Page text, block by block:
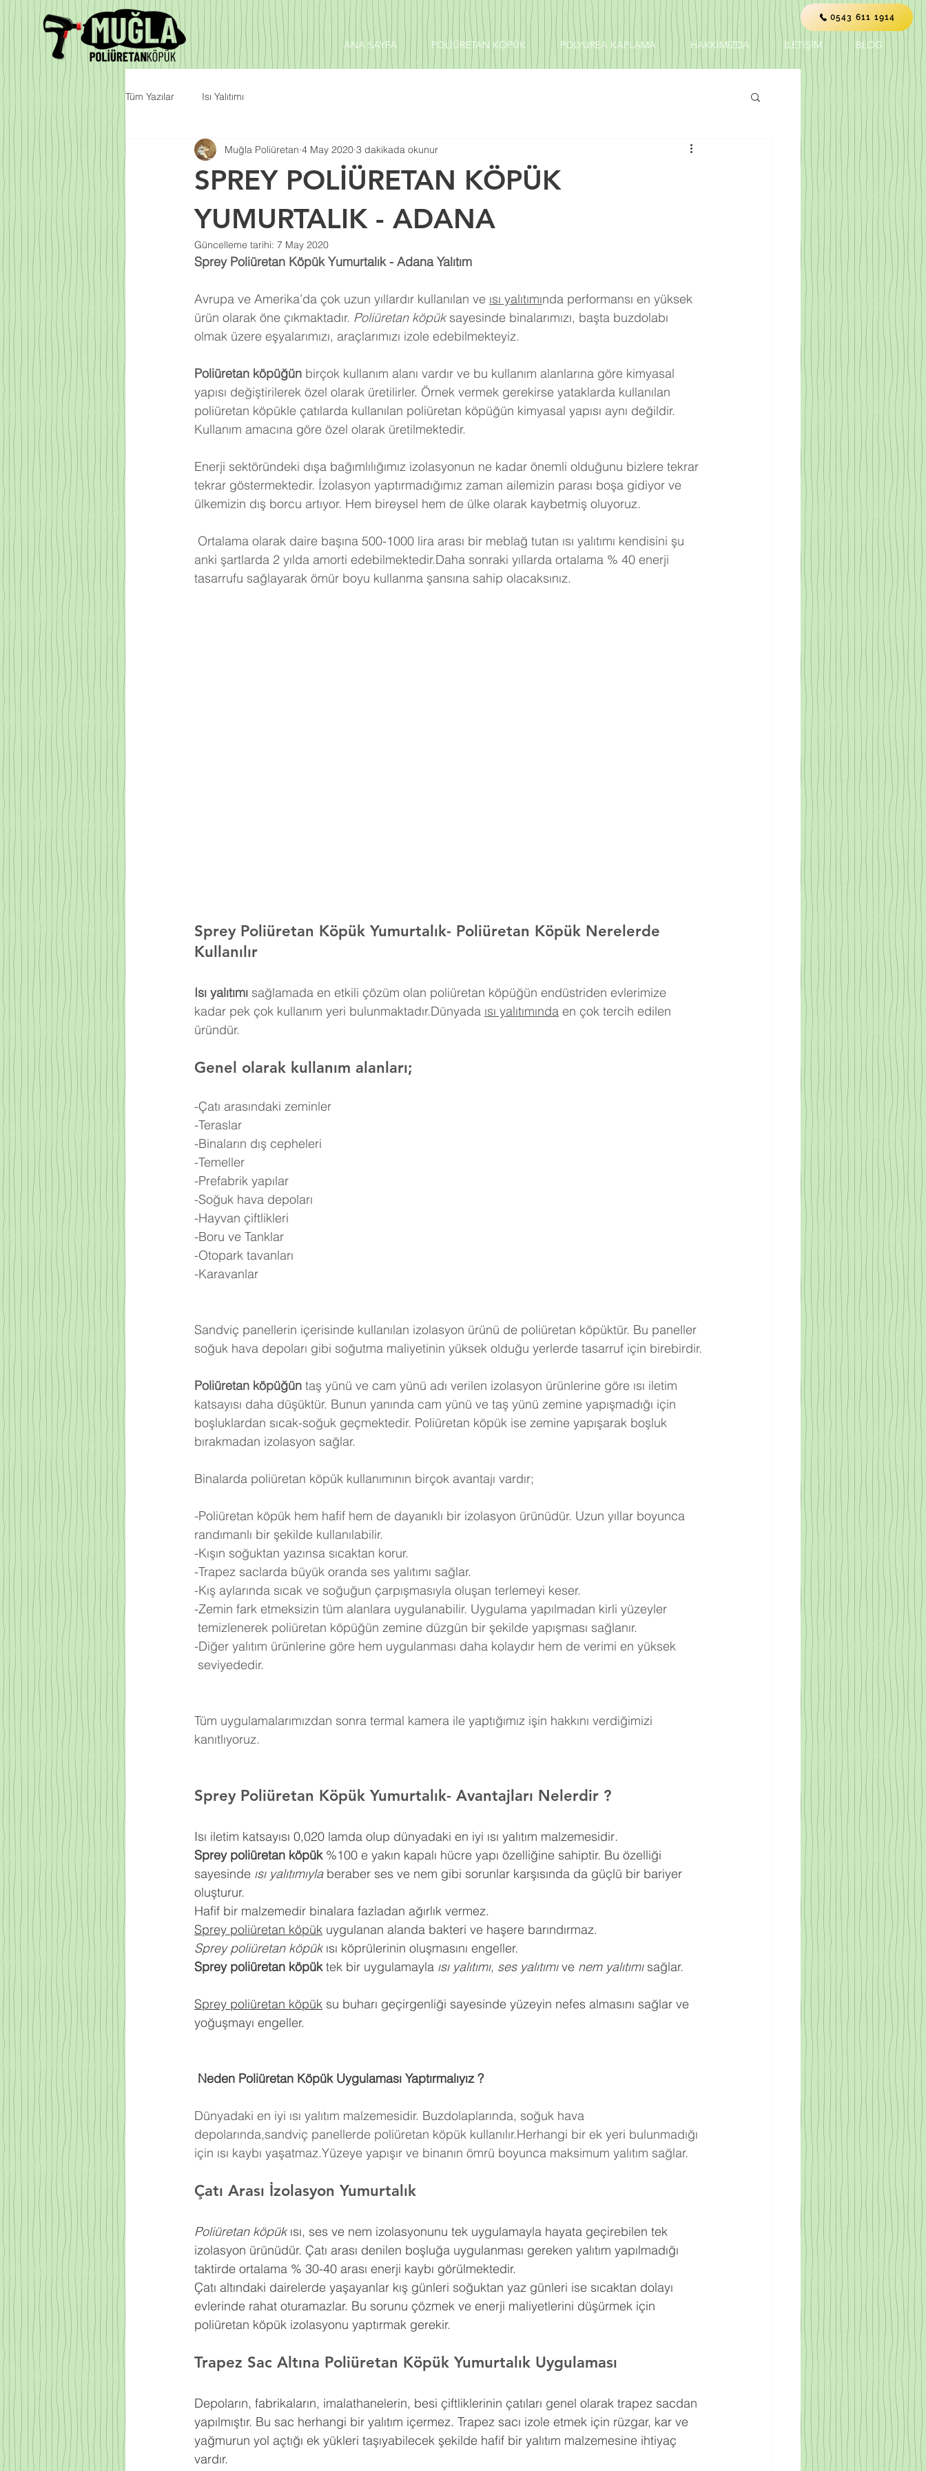
ANA SAYFA POLİÜRETAN KÖPÜK POLYUREA KAPLAMA HAKKIMIZDA İLETİŞİM BLOG
0543 611 1914
Tüm Yazılar Isı Yalıtımı
SPREY POLİÜRETAN KÖPÜK
YUMURTALIK - ADANA
Muğla Poliüretan 4 May 2020 3 dakikada okunur
Güncelleme tarihi: 7 May 2020
Sprey Poliüretan Köpük Yumurtalık - Adana Yalıtım
Avrupa ve Amerika’da çok uzun yıllardır kullanılan ve ısı yalıtımında performansı en yüksek
ürün olarak öne çıkmaktadır. Poliüretan köpük sayesinde binalarımızı, başta buzdolabı
olmak üzere eşyalarımızı, araçlarımızı izole edebilmekteyiz.
Poliüretan köpüğün birçok kullanım alanı vardır ve bu kullanım alanlarına göre kimyasal
yapısı değiştirilerek özel olarak üretilirler. Örnek vermek gerekirse yataklarda kullanılan
poliüretan köpükle çatılarda kullanılan poliüretan köpüğün kimyasal yapısı aynı değildir.
Kullanım amacına göre özel olarak üretilmektedir.
Enerji sektöründeki dışa bağımlılığımız izolasyonun ne kadar önemli olduğunu bizlere tekrar
tekrar göstermektedir. İzolasyon yaptırmadığımız zaman ailemizin parası boşa gidiyor ve
ülkemizin dış borcu artıyor. Hem bireysel hem de ülke olarak kaybetmiş oluyoruz.
Ortalama olarak daire başına 500-1000 lira arası bir meblağ tutan ısı yalıtımı kendisini şu
anki şartlarda 2 yılda amorti edebilmektedir.Daha sonraki yıllarda ortalama % 40 enerji
tasarrufu sağlayarak ömür boyu kullanma şansına sahip olacaksınız.
Sprey Poliüretan Köpük Yumurtalık- Poliüretan Köpük Nerelerde
Kullanılır
Isı yalıtımı sağlamada en etkili çözüm olan poliüretan köpüğün endüstriden evlerimize
kadar pek çok kullanım yeri bulunmaktadır.Dünyada ısı yalıtımında en çok tercih edilen
üründür.
Genel olarak kullanım alanları;
-Çatı arasındaki zeminler
-Teraslar
-Binaların dış cepheleri
-Temeller
-Prefabrik yapılar
-Soğuk hava depoları
-Hayvan çiftlikleri
-Boru ve Tanklar
-Otopark tavanları
-Karavanlar
Sandviç panellerin içerisinde kullanılan izolasyon ürünü de poliüretan köpüktür. Bu paneller
soğuk hava depoları gibi soğutma maliyetinin yüksek olduğu yerlerde tasarruf için birebirdir.
Poliüretan köpüğün taş yünü ve cam yünü adı verilen izolasyon ürünlerine göre ısı iletim
katsayısı daha düşüktür. Bunun yanında cam yünü ve taş yünü zemine yapışmadığı için
boşluklardan sıcak-soğuk geçmektedir. Poliüretan köpük ise zemine yapışarak boşluk
bırakmadan izolasyon sağlar.
Binalarda poliüretan köpük kullanımının birçok avantajı vardır;
-Poliüretan köpük hem hafif hem de dayanıklı bir izolasyon ürünüdür. Uzun yıllar boyunca
randımanlı bir şekilde kullanılabilir.
-Kışın soğuktan yazınsa sıcaktan korur.
-Trapez saclarda büyük oranda ses yalıtımı sağlar.
-Kış aylarında sıcak ve soğuğun çarpışmasıyla oluşan terlemeyi keser.
-Zemin fark etmeksizin tüm alanlara uygulanabilir. Uygulama yapılmadan kirli yüzeyler
temizlenerek poliüretan köpüğün zemine düzgün bir şekilde yapışması sağlanır.
-Diğer yalıtım ürünlerine göre hem uygulanması daha kolaydır hem de verimi en yüksek
seviyededir.
Tüm uygulamalarımızdan sonra termal kamera ile yaptığımız işin hakkını verdiğimizi
kanıtlıyoruz.
Sprey Poliüretan Köpük Yumurtalık- Avantajları Nelerdir ?
Isı iletim katsayısı 0,020 lamda olup dünyadaki en iyi ısı yalıtım malzemesidir.
Sprey poliüretan köpük %100 e yakın kapalı hücre yapı özelliğine sahiptir. Bu özelliği
sayesinde ısı yalıtımıyla beraber ses ve nem gibi sorunlar karşısında da güçlü bir bariyer
oluşturur.
Hafif bir malzemedir binalara fazladan ağırlık vermez.
Sprey poliüretan köpük uygulanan alanda bakteri ve haşere barındırmaz.
Sprey poliüretan köpük ısı köprülerinin oluşmasını engeller.
Sprey poliüretan köpük tek bir uygulamayla ısı yalıtımı, ses yalıtımı ve nem yalıtımı sağlar.
Sprey poliüretan köpük su buharı geçirgenliği sayesinde yüzeyin nefes almasını sağlar ve
yoğuşmayı engeller.
Neden Poliüretan Köpük Uygulaması Yaptırmalıyız ?
Dünyadaki en iyi ısı yalıtım malzemesidir. Buzdolaplarında, soğuk hava
depolarında,sandviç panellerde poliüretan köpük kullanılır.Herhangi bir ek yeri bulunmadığı
için ısı kaybı yaşatmaz.Yüzeye yapışır ve binanın ömrü boyunca maksimum yalıtım sağlar.
Çatı Arası İzolasyon Yumurtalık
Poliüretan köpük ısı, ses ve nem izolasyonunu tek uygulamayla hayata geçirebilen tek
izolasyon ürünüdür. Çatı arası denilen boşluğa uygulanması gereken yalıtım yapılmadığı
taktirde ortalama % 30-40 arası enerji kaybı görülmektedir.
Çatı altındaki dairelerde yaşayanlar kış günleri soğuktan yaz günleri ise sıcaktan dolayı
evlerinde rahat oturamazlar. Bu sorunu çözmek ve enerji maliyetlerini düşürmek için
poliüretan köpük izolasyonu yaptırmak gerekir.
Trapez Sac Altına Poliüretan Köpük Yumurtalık Uygulaması
Depoların, fabrikaların, imalathanelerin, besi çiftliklerinin çatıları genel olarak trapez sacdan
yapılmıştır. Bu sac herhangi bir yalıtım içermez. Trapez sacı izole etmek için rüzgar, kar ve
yağmurun yol açtığı ek yükleri taşıyabilecek şekilde hafif bir yalıtım malzemesine ihtiyaç
vardır.